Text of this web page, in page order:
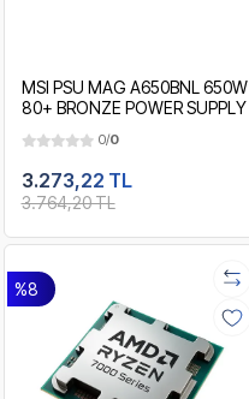
MSI PSU MAG A650BNL 650W
80+ BRONZE POWER SUPPLY
0/0
3.273,22 TL
3.764,20 TL
%8